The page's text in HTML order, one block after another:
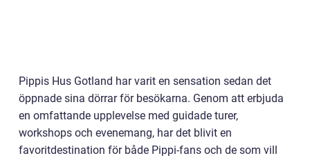
Pippis Hus Gotland har varit en sensation sedan det
öppnade sina dörrar för besökarna. Genom att erbjuda
en omfattande upplevelse med guidade turer,
workshops och evenemang, har det blivit en
favoritdestination för både Pippi-fans och de som vill